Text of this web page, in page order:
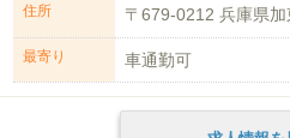
住所 〒679-0212 兵庫県
最寄り 車通勤可